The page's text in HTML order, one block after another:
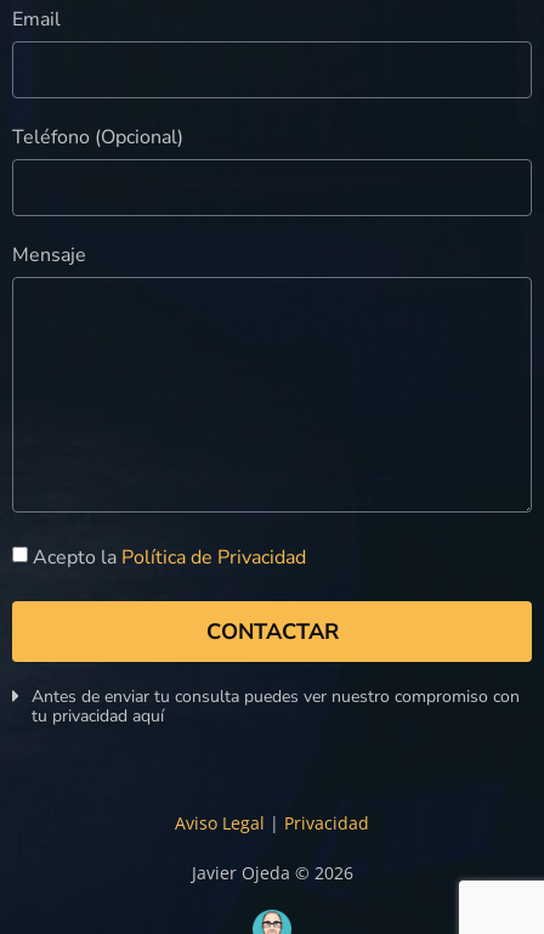
Email
Teléfono (Opcional)
Mensaje
Acepto la Política de Privacidad
CONTACTAR
Antes de enviar tu consulta puedes ver nuestro compromiso con
tu privacidad aquí
Aviso Legal | Privacidad
Javier Ojeda © 2026